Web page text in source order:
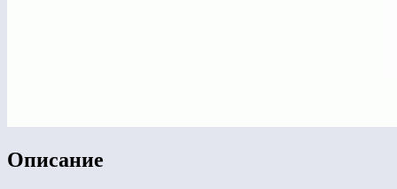
Описание